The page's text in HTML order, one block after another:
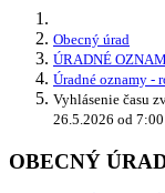
Obecný úrad
ÚRADNÉ
Úradné oznamy -
Vyhlásenie času
26.5.2026 od
OBECNÝ